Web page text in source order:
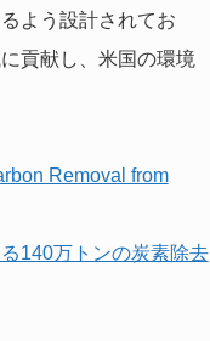
よう設計されてお
貢献し、米国の環境
Removal from
140万トンの炭素除去